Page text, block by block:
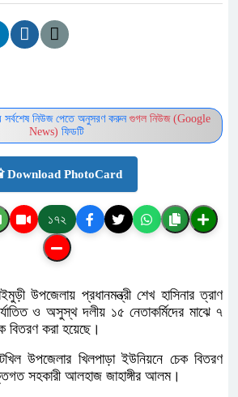
সর্বশেষ নিউজ পেতে অনুসরণ করুন গুগল নিউজ (Google
News) ফিডটি
Download PhotoCard
১৭২
উপজেলায় প্রধানমন্ত্রী শেখ হাসিনার ত্রাণ
ও অসুস্থ দলীয় ১৫ নেতাকর্মিদের মাঝে ৭
বিতরণ করা হয়েছে।
উপজেলার খিলপাড়া ইউনিয়নে চেক বিতরণ
সহকারী আলহাজ জাহাঙ্গীর আলম।